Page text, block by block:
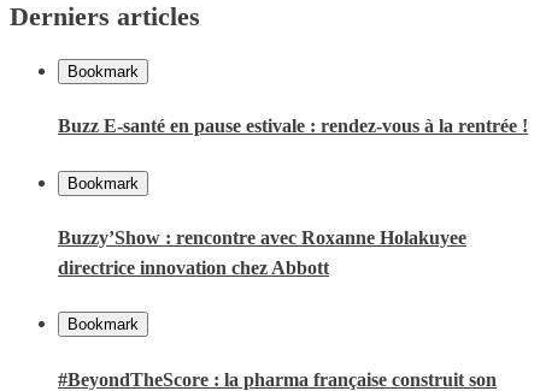
Derniers articles
Bookmark
Buzz E-santé en pause estivale : rendez-vous à la rentrée !
Bookmark
Buzzy’Show : rencontre avec Roxanne Holakuyee
directrice innovation chez Abbott
Bookmark
#BeyondTheScore : la pharma française construit son